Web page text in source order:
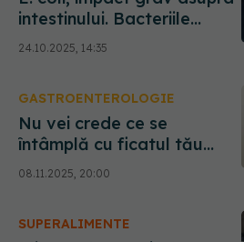
intestinului. Bacteriile
blochează apărarea
naturală și se răspândesc
24.10.2025, 14:35
GASTROENTEROLOGIE
Nu vei crede ce se
întâmplă cu ficatul tău
dacă renunți la zahăr doar
08.11.2025, 20:00
SUPERALIMENTE